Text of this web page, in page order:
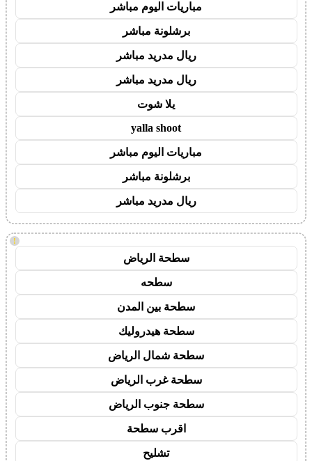
مباريات اليوم مباشر
برشلونة مباشر
ريال مدريد مباشر
ريال مدريد مباشر
يلا شوت
yalla shoot
مباريات اليوم مباشر
برشلونة مباشر
ريال مدريد مباشر
!
سطحة الرياض
سطحه
سطحة بين المدن
سطحة هيدروليك
سطحة شمال الرياض
سطحة غرب الرياض
سطحة جنوب الرياض
اقرب سطحة
تشليح